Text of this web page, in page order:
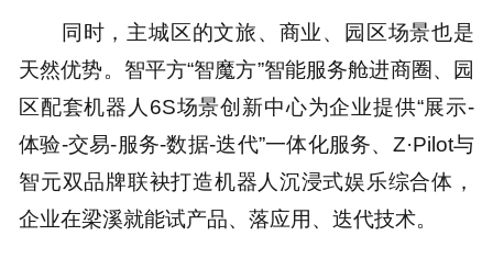
同时，主城区的文旅、商业、园区场景也是
天然优势。智平方“智魔方”智能服务舱进商圈、园
区配套机器人6S场景创新中心为企业提供“展示-
体验-交易-服务-数据-迭代”一体化服务、Z·Pilot与
智元双品牌联袂打造机器人沉浸式娱乐综合体，
企业在梁溪就能试产品、落应用、迭代技术。